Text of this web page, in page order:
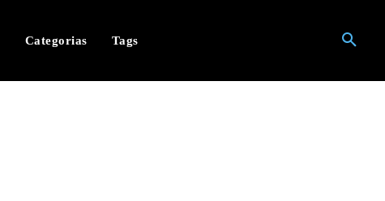
Categorias Tags